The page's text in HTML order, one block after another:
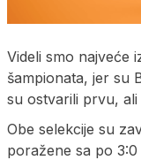
Videli smo najveće
šampionata, jer su
su ostvarili prvu, ali
Obe selekcije su
poražene sa po